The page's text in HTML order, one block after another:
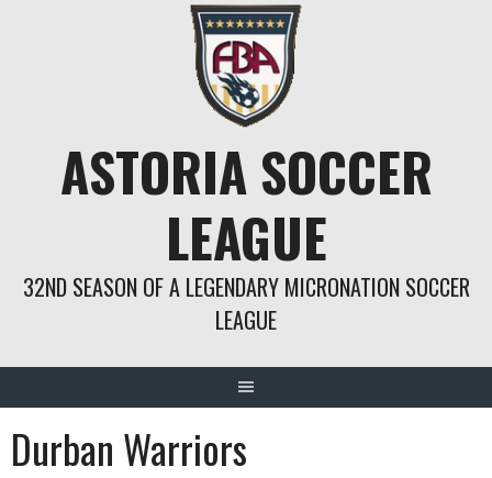
ASTORIA SOCCER
LEAGUE
32ND SEASON OF A LEGENDARY MICRONATION SOCCER
LEAGUE
Durban Warriors